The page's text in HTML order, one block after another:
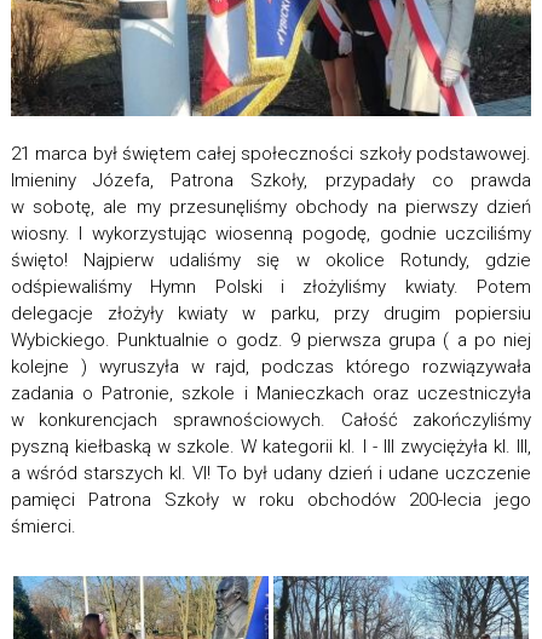
21 marca był świętem całej społeczności szkoły podstawowej.
Imieniny Józefa, Patrona Szkoły, przypadały co prawda
w sobotę, ale my przesunęliśmy obchody na pierwszy dzień
wiosny. I wykorzystując wiosenną pogodę, godnie uczciliśmy
święto! Najpierw udaliśmy się w okolice Rotundy, gdzie
odśpiewaliśmy Hymn Polski i złożyliśmy kwiaty. Potem
delegacje złożyły kwiaty w parku, przy drugim popiersiu
Wybickiego. Punktualnie o godz. 9 pierwsza grupa ( a po niej
kolejne ) wyruszyła w rajd, podczas którego rozwiązywała
zadania o Patronie, szkole i Manieczkach oraz uczestniczyła
w konkurencjach sprawnościowych. Całość zakończyliśmy
pyszną kiełbaską w szkole. W kategorii kl. I - III zwyciężyła kl. III,
a wśród starszych kl. VI! To był udany dzień i udane uczczenie
pamięci Patrona Szkoły w roku obchodów 200-lecia jego
śmierci.